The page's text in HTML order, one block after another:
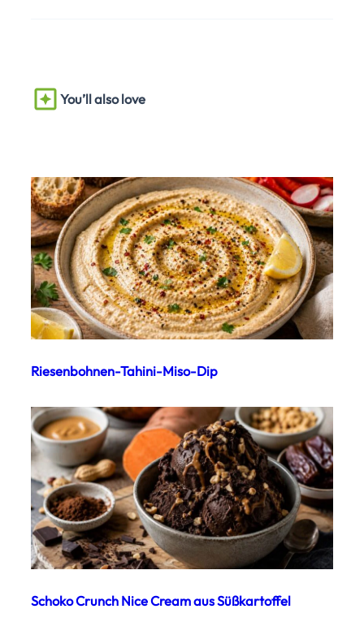
You’ll also love
Riesenbohnen-Tahini-Miso-Dip
Schoko Crunch Nice Cream aus Süßkartoffel